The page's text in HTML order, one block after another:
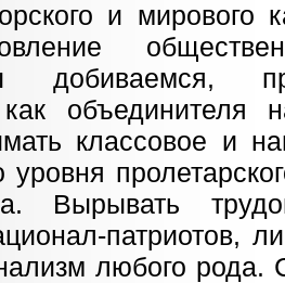
и мирового
добиваемся,
как объединителя
классовое и
Вырывать
патриотов,
любого рода.